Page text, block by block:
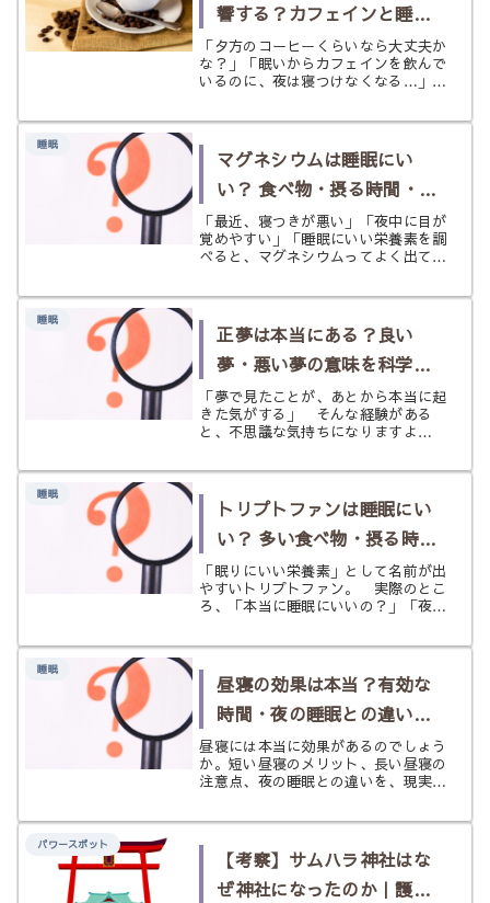
響する？カフェインと睡眠
の関係を根拠ベースで紹介
「夕方のコーヒーくらいなら大丈夫か
な？」「眠いからカフェインを飲んで
いるのに、夜は寝つけなくなる…」
い方に迷う方はとても多いです。 カ
集中力を保ったりするメリットがあり
ま...
睡眠
マグネシウムは睡眠にい
い？ 食べ物・摂る時間・向
いている人を解説
「最近、寝つきが悪い」「夜中に目が
覚めやすい」「睡眠にいい栄養素を調
べると、マグネシウムってよく出てく
ている……そんな言葉を耳にすること
の中で筋肉や神経の働き、エネルギー
代...
睡眠
正夢は本当にある？良い
夢・悪い夢の意味を科学と
スピリチュアル両面から考
える
「夢で見たことが、あとから本当に起
きた気がする」 そんな経験がある
と、不思議な気持ちになりますよ
「もしかして何かのサイン？」と感じ
から神秘的なものとして語られてきま
したが、現...
睡眠
トリプトファンは睡眠にい
い？ 多い食べ物・摂る時
間・相性の良い栄養素をや
さしく解説
「眠りにいい栄養素」として名前が出
やすいトリプトファン。 実際のとこ
ろ、「本当に睡眠にいいの？」「夜に
ても大丈夫？」と気になる方も多いと
中でセロトニンやメラトニンを作る材
料...
睡眠
昼寝の効果は本当？有効な
時間・夜の睡眠との違い・
開運につながる休み方
昼寝には本当に効果があるのでしょう
か。短い昼寝のメリット、長い昼寝の
注意点、夜の睡眠との違いを、現実的
からやさしく解説。最後に開運につな
パワースポット
【考察】サムハラ神社はな
ぜ神社になったのか｜護符